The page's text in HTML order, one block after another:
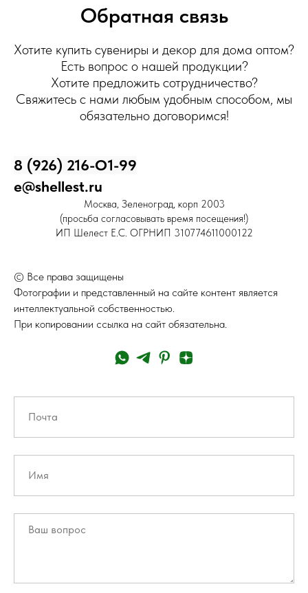
Обратная связь
Хотите купить сувениры и декор для дома оптом?
Есть вопрос о нашей продукции?
Хотите предложить сотрудничество?
Свяжитесь с нами любым удобным способом, мы
обязательно договоримся!
8 (926) 216-О1-99
e@shellest.ru
Москва, Зеленоград, корп 2003
(просьба согласовывать время посещения!)
ИП Шелест Е.С. ОГРНИП 310774611000122
© Все права защищены
Фотографии и представленный на сайте контент является
интеллектуальной собственностью.
При копировании ссылка на сайт обязательна.